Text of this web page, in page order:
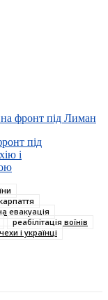
фронт під Лиман
під
і
евакуація
реабілітація воїнів
чехи і українці